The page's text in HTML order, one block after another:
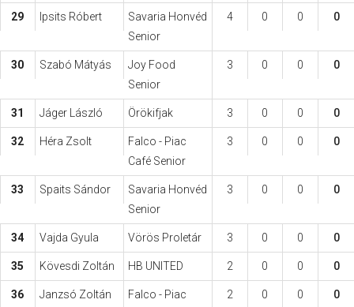
29 Ipsits Róbert
Savaria Honvéd
Senior
4 0 0 0
30 Szabó Mátyás
Joy Food
Senior
3 0 0 0
31 Jáger László Örökifjak 3 0 0 0
32 Héra Zsolt
Falco - Piac
Café Senior
3 0 0 0
33 Spaits Sándor
Savaria Honvéd
Senior
3 0 0 0
34 Vajda Gyula Vörös Proletár 3 0 0 0
35 Kövesdi Zoltán HB UNITED 2 0 0 0
36 Janzsó Zoltán Falco - Piac 2 0 0 0